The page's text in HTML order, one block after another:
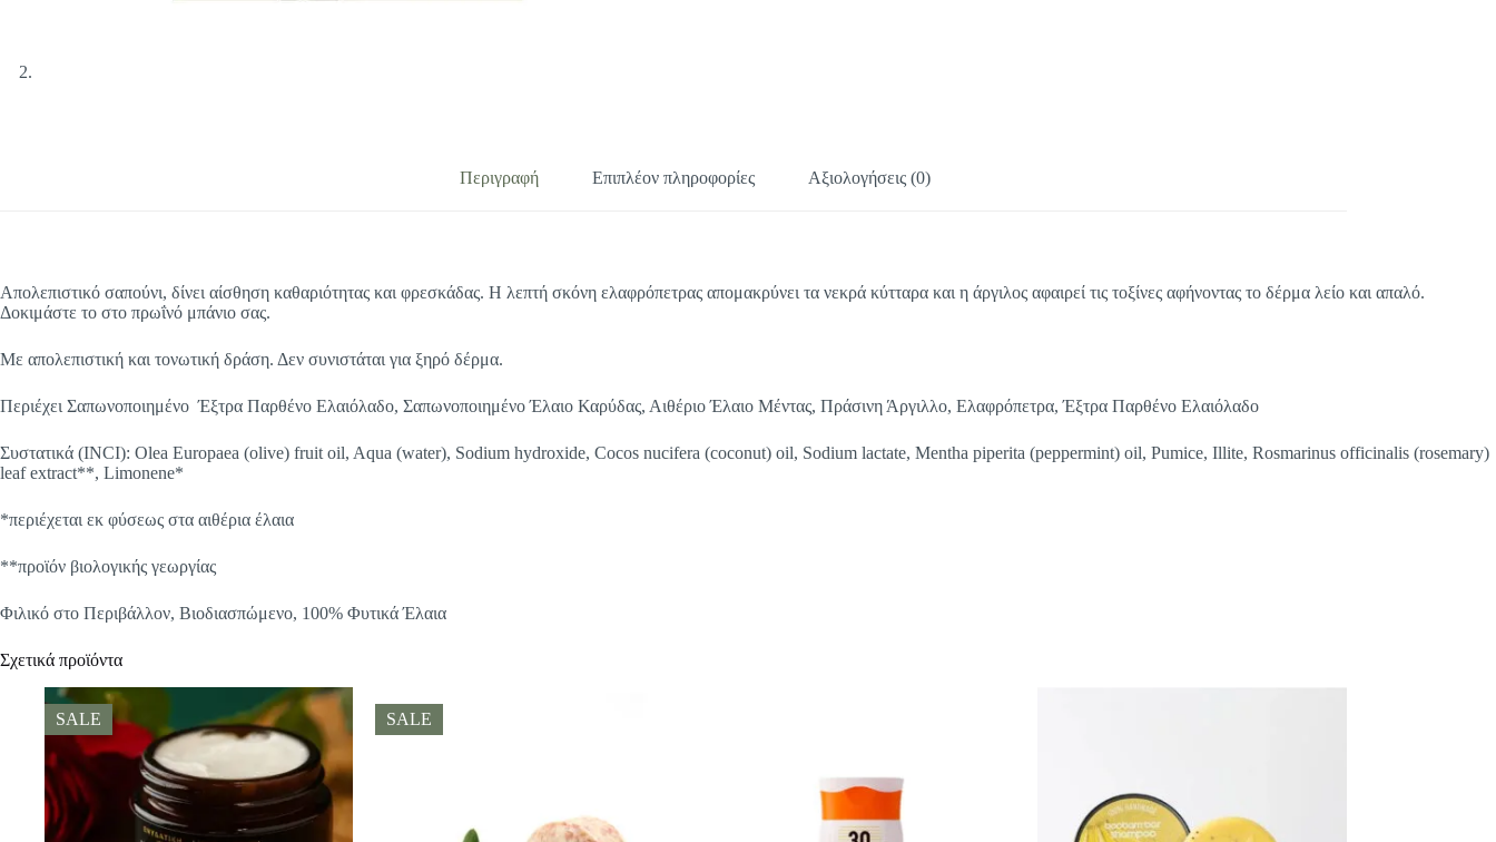
Περιγραφή Επιπλέον πληροφορίες Αξιολογήσεις (0)
Απολεπιστικό σαπούνι, δίνει αίσθηση καθαριότητας και φρεσκάδας. Η λεπτή σκόνη ελαφρόπετρας απομακρύνει τα νεκρά κύτταρα και η άργιλος αφαιρεί τις τοξίνες αφήνοντας το δέρμα λείο και απαλό.
Δοκιμάστε το στο πρωΐνό μπάνιο σας.
Με απολεπιστική και τονωτική δράση. Δεν συνιστάται για ξηρό δέρμα.
Περιέχει Σαπωνοποιημένο Έξτρα Παρθένο Ελαιόλαδο, Σαπωνοποιημένο Έλαιο Καρύδας, Αιθέριο Έλαιο Μέντας, Πράσινη Άργιλλο, Ελαφρόπετρα, Έξτρα Παρθένο Ελαιόλαδο
Συστατικά (INCI): Olea Europaea (olive) fruit oil, Aqua (water), Sodium hydroxide, Cocos nucifera (coconut) oil, Sodium lactate, Mentha piperita (peppermint) oil, Pumice, Illite, Rosmarinus officinalis (rosemary)
leaf extract**, Limonene*
*περιέχεται εκ φύσεως στα αιθέρια έλαια
**προϊόν βιολογικής γεωργίας
Φιλικό στο Περιβάλλον, Βιοδιασπώμενο, 100% Φυτικά Έλαια
Σχετικά προϊόντα
SALE SALE